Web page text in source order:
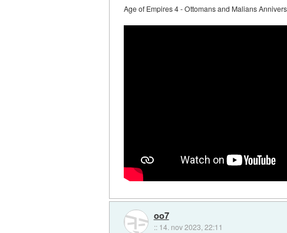
Age of Empires 4 - Ottomans and Malians
oo7
:: 14. nov 2023, 22:11